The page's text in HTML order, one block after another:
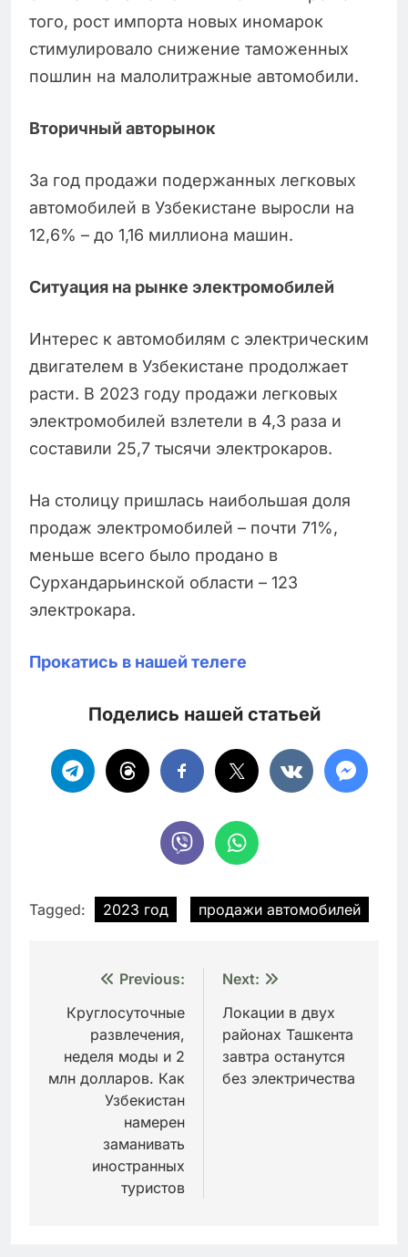
того, рост импорта новых иномарок
стимулировало снижение таможенных
пошлин на малолитражные автомобили.
Вторичный авторынок
За год продажи подержанных легковых
автомобилей в Узбекистане выросли на
12,6% – до 1,16 миллиона машин.
Ситуация на рынке электромобилей
Интерес к автомобилям с электрическим
двигателем в Узбекистане продолжает
расти. В 2023 году продажи легковых
электромобилей взлетели в 4,3 раза и
составили 25,7 тысячи электрокаров.
На столицу пришлась наибольшая доля
продаж электромобилей – почти 71%,
меньше всего было продано в
Сурхандарьинской области – 123
электрокара.
Прокатись в нашей телеге
Поделись нашей статьей
Tagged: 2023 год продажи автомобилей
Навигация
по
записям
Previous:
Круглосуточные
развлечения,
неделя моды и 2
млн долларов. Как
Узбекистан
намерен
заманивать
иностранных
туристов
Next:
Локации в двух
районах Ташкента
завтра останутся
без электричества